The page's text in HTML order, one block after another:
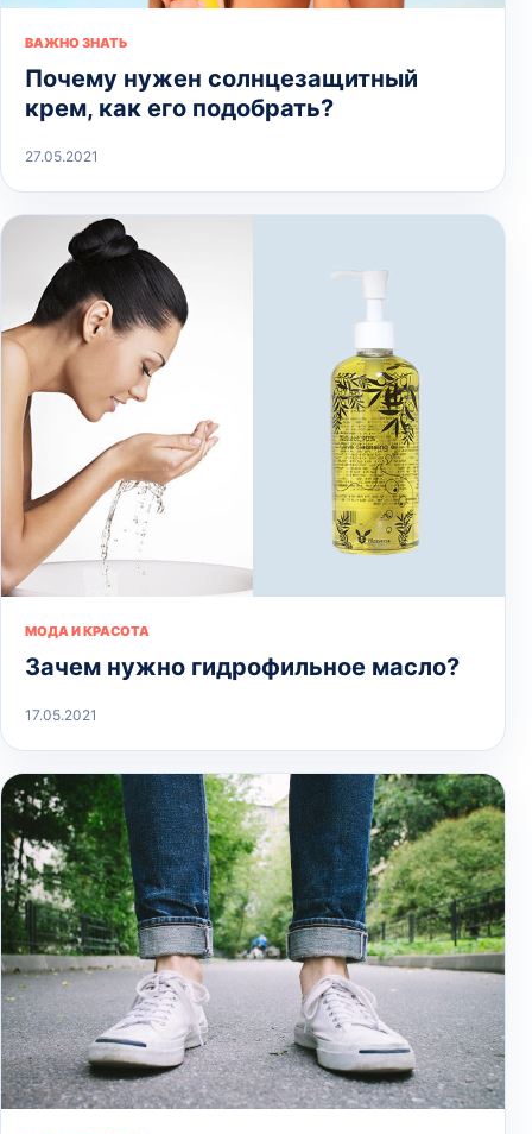
ВАЖНО ЗНАТЬ
Почему нужен солнцезащитный
крем, как его подобрать?
27.05.2021
МОДА И КРАСОТА
Зачем нужно гидрофильное масло?
17.05.2021